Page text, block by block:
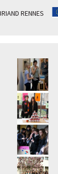
RENNES